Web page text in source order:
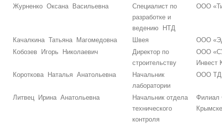
Журненко Оксана Васильевна
Специалист по
разработке и
ведению НТД
ООО
Качалкина Татьяна Магомедовна Швея
ООО
Кобозев Игорь Николаевич
Директор по
строительству
ООО
Инвест
Короткова Наталья Анатольевна
Начальник
лаборатории
ООО ТД
Литвец Ирина Анатольевна
Начальник отдела
технического
контроля
Филиал
Крымске